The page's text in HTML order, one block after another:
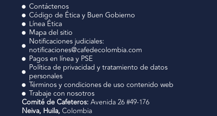
Contáctenos
Código de Ética y Buen Gobierno
Línea Ética
Mapa del sitio
Notificaciones judiciales:
notificaciones@cafedecolombia.com
Pagos en línea y PSE
Política de privacidad y tratamiento de datos
personales
Términos y condiciones de uso contenido web
Trabaje con nosotros
Comité de Cafeteros: Avenida 26 #49-176
Neiva, Huila,Colombia